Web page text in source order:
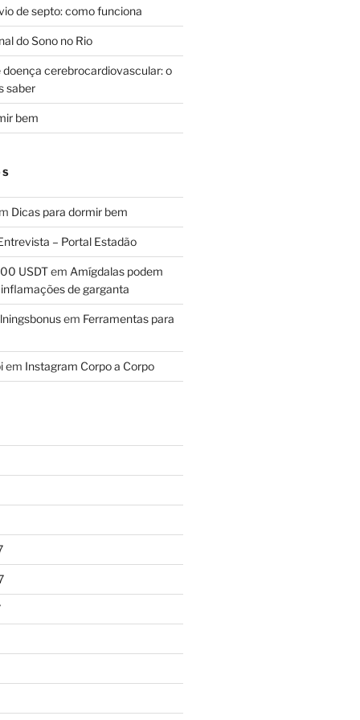
de septo: como funciona
do Sono no Rio
doença cerebrocardiovascular: o
saber
bem
Dicas para dormir bem
– Portal Estadão
USDTem Amígdalas podem
de garganta
em Ferramentas para
em Instagram Corpo a Corpo